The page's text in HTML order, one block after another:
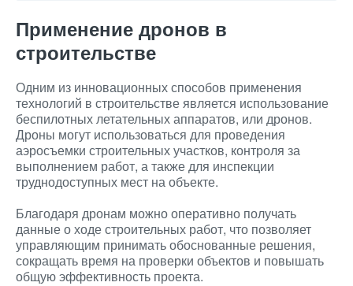
Применение дронов в
строительстве
Одним из инновационных способов применения
технологий в строительстве является использование
беспилотных летательных аппаратов, или дронов.
Дроны могут использоваться для проведения
аэросъемки строительных участков, контроля за
выполнением работ, а также для инспекции
труднодоступных мест на объекте.
Благодаря дронам можно оперативно получать
данные о ходе строительных работ, что позволяет
управляющим принимать обоснованные решения,
сокращать время на проверки объектов и повышать
общую эффективность проекта.